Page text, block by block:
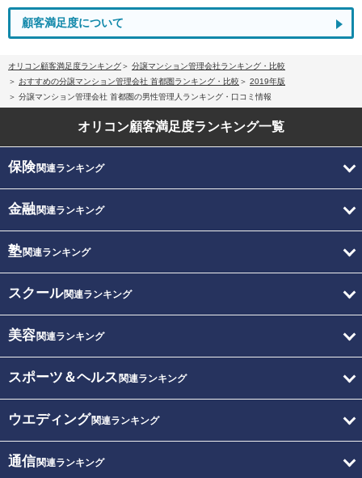
顧客満足度について
オリコン顧客満足度ランキング
分譲マンション管理会社ランキング・比較
おすすめの分譲マンション管理会社 首都圏ランキング・比較
2019年版
分譲マンション管理会社 首都圏の男性管理人ランキング・口コミ情報
オリコン顧客満足度ランキング一覧
保険関連ランキング
金融関連ランキング
塾関連ランキング
スクール関連ランキング
美容関連ランキング
スポーツ＆ヘルス 関連ランキング
ウエディング関連ランキング
通信関連ランキング